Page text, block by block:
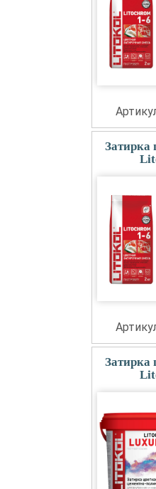
Затирка
Затирка